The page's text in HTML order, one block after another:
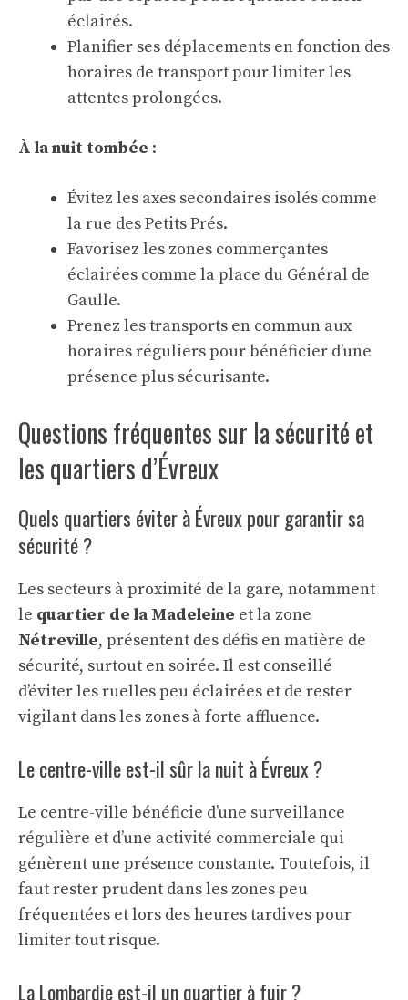
éclairés.
Planifier ses déplacements en fonction des
horaires de transport pour limiter les
attentes prolongées.
À la nuit tombée :
Évitez les axes secondaires isolés comme
la rue des Petits Prés.
Favorisez les zones commerçantes
éclairées comme la place du Général de
Gaulle.
Prenez les transports en commun aux
horaires réguliers pour bénéficier d’une
présence plus sécurisante.
Questions fréquentes sur la sécurité et
les quartiers d’Évreux
Quels quartiers éviter à Évreux pour garantir sa
sécurité ?
Les secteurs à proximité de la gare, notamment
le quartier de la Madeleine et la zone
Nétreville, présentent des défis en matière de
sécurité, surtout en soirée. Il est conseillé
d’éviter les ruelles peu éclairées et de rester
vigilant dans les zones à forte affluence.
Le centre-ville est-il sûr la nuit à Évreux ?
Le centre-ville bénéficie d’une surveillance
régulière et d’une activité commerciale qui
génèrent une présence constante. Toutefois, il
faut rester prudent dans les zones peu
fréquentées et lors des heures tardives pour
limiter tout risque.
La Lombardie est-il un quartier à fuir ?